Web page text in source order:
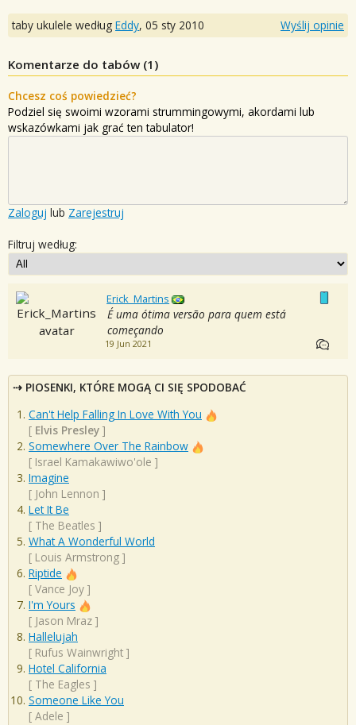
taby ukulele według Eddy, 05 sty 2010 Wyślij opinie
Komentarze do tabów (1 )
Chcesz coś powiedzieć?
Podziel się swoimi wzorami strummingowymi, akordami lub
wskazówkami jak grać ten tabulator!
Zaloguj lub Zarejestruj
Filtruj według:
Erick_Martins
É uma ótima versão para quem está
começando
19 Jun 2021
PIOSENKI, KTÓRE MOGĄ CI SIĘ SPODOBAĆ
Can't Help Falling In Love With You
[ Elvis Presley ]
Somewhere Over The Rainbow
[ Israel Kamakawiwo'ole ]
Imagine
[ John Lennon ]
Let It Be
[ The Beatles ]
What A Wonderful World
[ Louis Armstrong ]
Riptide
[ Vance Joy ]
I'm Yours
[ Jason Mraz ]
Hallelujah
[ Rufus Wainwright ]
Hotel California
[ The Eagles ]
Someone Like You
[ Adele ]